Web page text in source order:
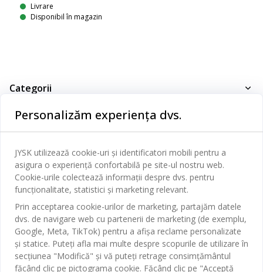
Livrare
Disponibil în magazin
Categorii
Dormitor
Baie
Birou
Sufragerie
Depozitare
Perdele
Grădină
Contact Relații Clienți
Magazine și program
Broșură
Termeni si conditii vânzări online
Garantia prețului
Garanția Produselor
JYSK
Despre JYSK
JYSK.com
Presă
Locuri de muncă
SEDIU CENTRAL
TAROL-DD S.R.L. str. Jubiliara, 41A mun. Chișinău, Republica
Moldova
JYSK BUSINESS TO BUSINESS
JYSK RELAȚII CLIENȚI
Contact Relații Clienți
Telefon: 022 022 030
E-mail: support@jysk.md
Urmărește Jysk
Personalizăm experiența dvs.
JYSK utilizează cookie-uri și identificatori mobili pentru a
asigura o experiență confortabilă pe site-ul nostru web.
Cookie-urile colectează informații despre dvs. pentru
funcționalitate, statistici și marketing relevant.
Prin acceptarea cookie-urilor de marketing, partajăm datele
dvs. de navigare web cu partenerii de marketing (de exemplu,
Google, Meta, TikTok) pentru a afișa reclame personalizate
și statice. Puteți afla mai multe despre scopurile de utilizare în
secțiunea "Modifică" și vă puteți retrage consimțământul
făcând clic pe pictograma cookie. Făcând clic pe "Acceptă